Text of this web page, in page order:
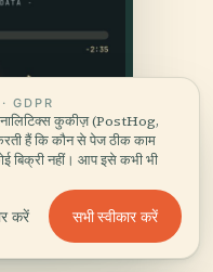
GDPR
कुकीज़ (PostHog,
हैं कि कौन से पेज ठीक काम
बिक्री नहीं। आप इसे कभी भी
करें सभी स्वीकार करें